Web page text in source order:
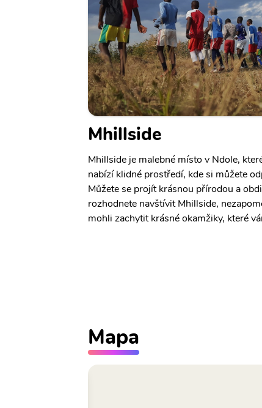
Mhillside
Mhillside je malebné místo v Ndole,
nabízí klidné prostředí, kde si můžete
Můžete se projít krásnou přírodou a
rozhodnete navštívit Mhillside,
mohli zachytit krásné okamžiky, které
Mapa